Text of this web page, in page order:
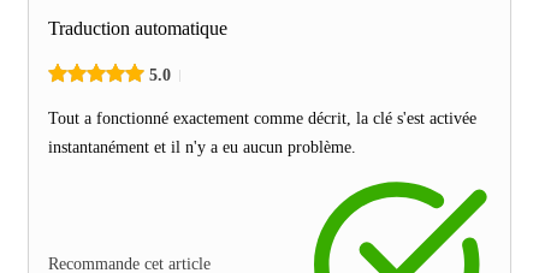
Traduction automatique
5.0
Tout a fonctionné exactement comme décrit, la clé s'est activée
instantanément et il n'y a eu aucun problème.
Recommande cet article